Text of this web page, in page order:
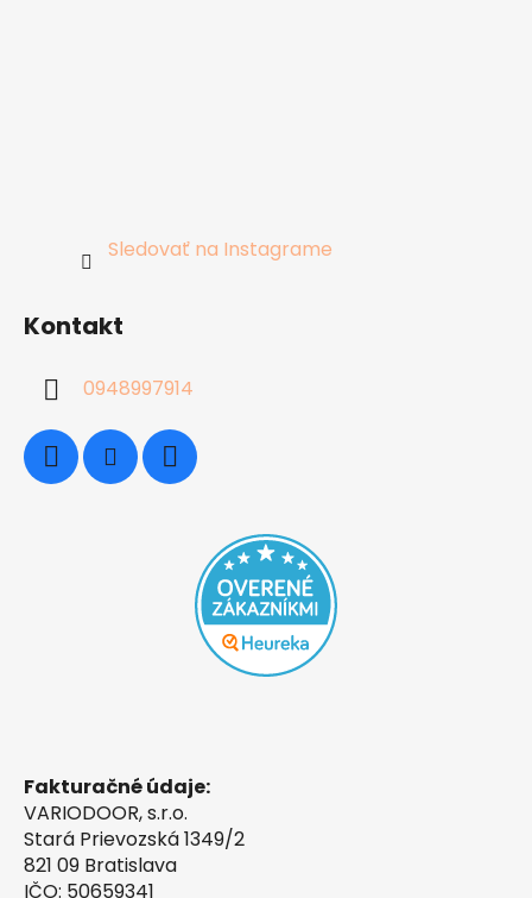
Sledovať na Instagrame
Kontakt
0948997914
Fakturačné údaje:
VARIODOOR, s.r.o.
Stará Prievozská 1349/2
821 09 Bratislava
IČO: 50659341